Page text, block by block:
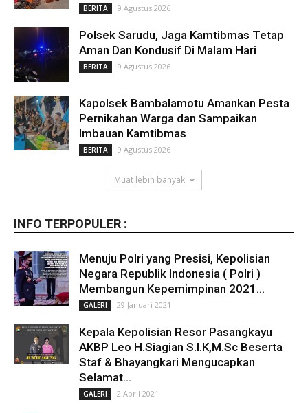
BERITA 9 Agustus 2026
Polsek Sarudu, Jaga Kamtibmas Tetap
Aman Dan Kondusif Di Malam Hari
BERITA 9 Agustus 2026
Kapolsek Bambalamotu Amankan Pesta
Pernikahan Warga dan Sampaikan
Imbauan Kamtibmas
BERITA 9 Agustus 2026
Muat lebih banyak
INFO TERPOPULER :
Menuju Polri yang Presisi, Kepolisian
Negara Republik Indonesia ( Polri )
Membangun Kepemimpinan 2021...
GALERI 29 Januari 2021
Kepala Kepolisian Resor Pasangkayu
AKBP Leo H.Siagian S.I.K,M.Sc Beserta
Staf & Bhayangkari Mengucapkan
Selamat...
GALERI 2 April 2021